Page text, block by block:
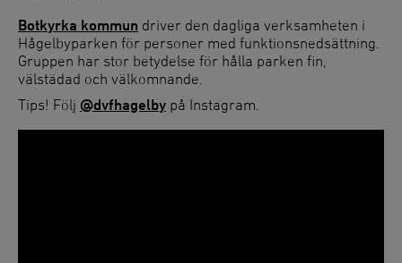
Botkyrka kommun driver den dagliga verksamheten i
Hågelbyparken för personer med funktionsnedsättning.
Gruppen har stor betydelse för hålla parken fin,
välstädad och välkomnande.
Tips! Följ @dvfhagelby på Instagram.